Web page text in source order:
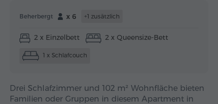
Beherbergt x 6 +1 zusätzlich
2 x Einzelbett 2 x Queensize-Bett
1 x Schlafcouch
Drei Schlafzimmer und 102 m² Wohnfläche bieten
Familien oder Gruppen in diesem Apartment in